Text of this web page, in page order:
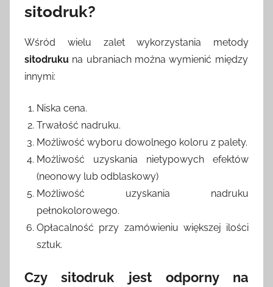
sitodruk?
Wśród wielu zalet wykorzystania metody
sitodruku na ubraniach można wymienić między
innymi:
Niska cena.
Trwałość nadruku.
Możliwość wyboru dowolnego koloru z palety.
Możliwość uzyskania nietypowych efektów
(neonowy lub odblaskowy)
Możliwość uzyskania nadruku
pełnokolorowego.
Opłacalność przy zamówieniu większej ilości
sztuk.
Czy sitodruk jest odporny na